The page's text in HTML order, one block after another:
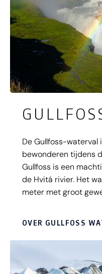
De Gullfoss-
bewonderen tijdens
Gullfoss is een
de Hvitá rivier. Het
meter met groot
geel opkleurende,
gletsjerwater. Dit
regenboogjagers
OVER GULLFOSS